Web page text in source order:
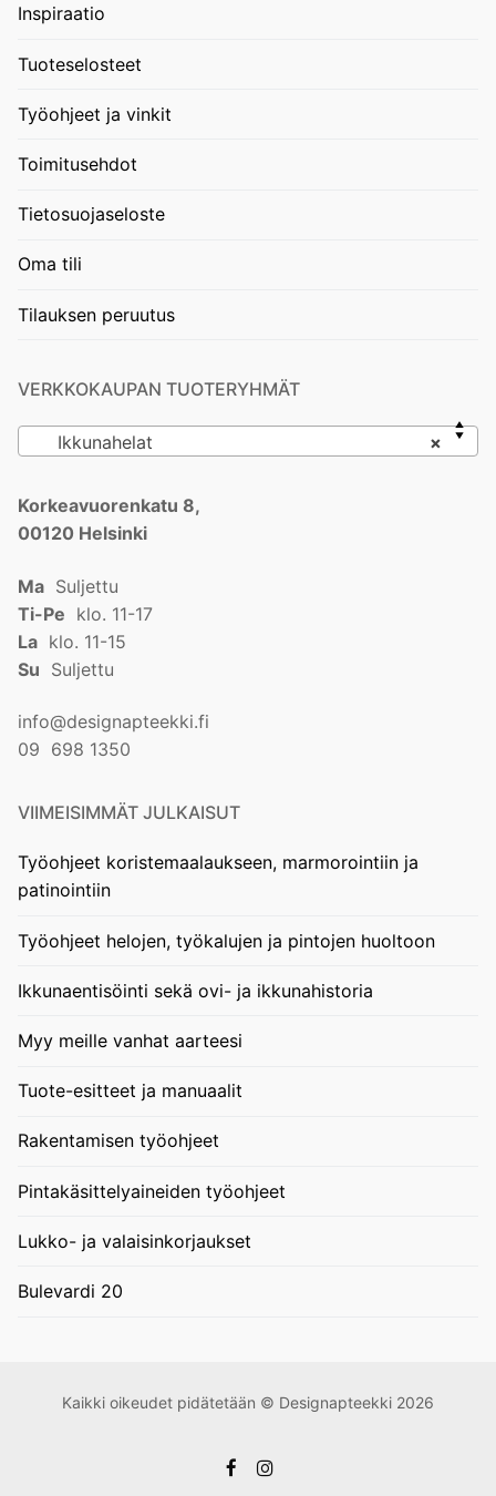
Inspiraatio
Tuoteselosteet
Työohjeet ja vinkit
Toimitusehdot
Tietosuojaseloste
Oma tili
Tilauksen peruutus
VERKKOKAUPAN TUOTERYHMÄT
×
Ikkunahelat
Korkeavuorenkatu 8,
00120 Helsinki
Ma Suljettu
Ti-Pe klo. 11-17
La klo. 11-15
Su Suljettu
info@designapteekki.fi
09 698 1350
VIIMEISIMMÄT JULKAISUT
Työohjeet koristemaalaukseen, marmorointiin ja
patinointiin
Työohjeet helojen, työkalujen ja pintojen huoltoon
Ikkunaentisöinti sekä ovi- ja ikkunahistoria
Myy meille vanhat aarteesi
Tuote-esitteet ja manuaalit
Rakentamisen työohjeet
Pintakäsittelyaineiden työohjeet
Lukko- ja valaisinkorjaukset
Bulevardi 20
Kaikki oikeudet pidätetään © Designapteekki 2026